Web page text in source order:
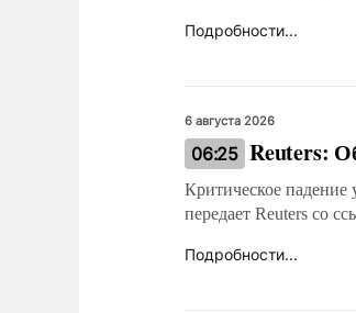
Подробности...
6 августа 2026
06:25 Reuters:
Критическое падение
передает Reuters со
Подробности...